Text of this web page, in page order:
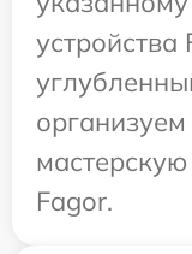
устройства
Fagor.